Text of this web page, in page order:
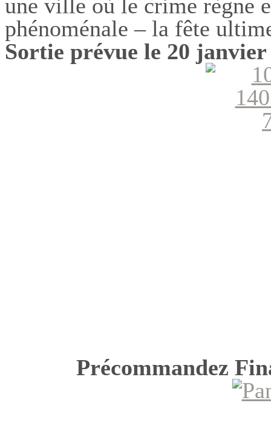
une ville où le crime règne
phénoménale – la fête
Sortie prévue le 20
Précommandez